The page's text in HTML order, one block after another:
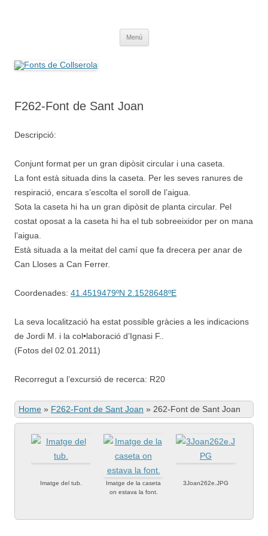
Menú
F262-Font de Sant Joan
Descripció:
Conjunt format per un gran dipòsit circular i una caseta.
La font està situada dins la caseta. Per les seves ranures de
respiració, encara s’escolta el soroll de l’aigua.
Sota la caseta hi ha un gran dipòsit de planta circular. Pel
costat oposat a la caseta hi ha el tub sobreeixidor per on mana
l’aigua.
Està situada a la meitat del camí que fa drecera per anar de
Can Lloses a Can Ferrer.
Coordenades: 41.4519479ºN 2.1528648ºE
La seva localització ha estat possible gràcies a les indicacions
de Jordi M. i la col•laboració d’Ignasi F..
(Fotos del 02.01.2011)
Recorregut a l’excursió de recerca: R20
Home » F262-Font de Sant Joan » 262-Font de Sant Joan
Imatge del tub.
Imatge de la caseta
on estava la font.
3Joan262e.JPG